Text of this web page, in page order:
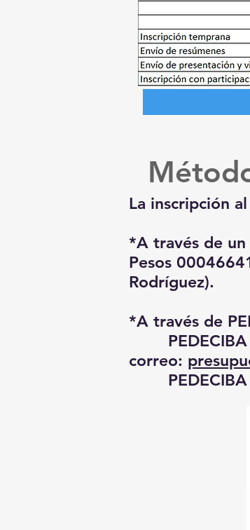
La inscripción
*A través de un
Pesos
Rodríguez).
*A través de
PEDECIBA
correo:
PEDECIBA